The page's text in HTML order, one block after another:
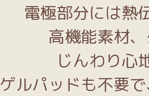
電極部分には熱
高機能素材
じんわり心
ゲルパッドも不要